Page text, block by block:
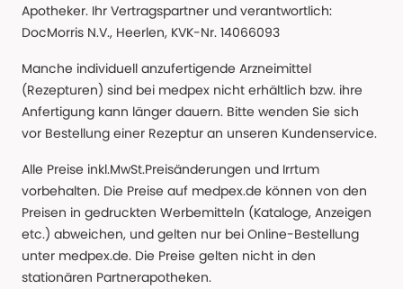
Apotheker. Ihr Vertragspartner und verantwortlich:
DocMorris N.V., Heerlen, KVK-Nr. 14066093
Manche individuell anzufertigende Arzneimittel
(Rezepturen) sind bei medpex nicht erhältlich bzw. ihre
Anfertigung kann länger dauern. Bitte wenden Sie sich
vor Bestellung einer Rezeptur an unseren Kundenservice.
Alle Preise inkl.MwSt.Preisänderungen und Irrtum
vorbehalten. Die Preise auf medpex.de können von den
Preisen in gedruckten Werbemitteln (Kataloge, Anzeigen
etc.) abweichen, und gelten nur bei Online-Bestellung
unter medpex.de. Die Preise gelten nicht in den
stationären Partnerapotheken.